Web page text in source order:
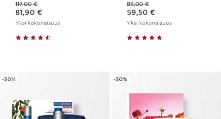
117,00 €
Nykyinen hinta 81,90 €
81,90 €
Yksi kokonaisuus
85,00 €
Nykyinen hinta 59,50 €
59,50 €
Yksi kokonaisuus
-30% -30%